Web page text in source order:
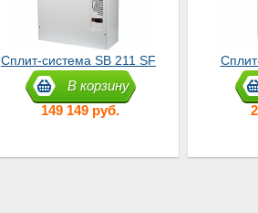
В корзину
Сплит-система SB 211 SF
149 149 руб.